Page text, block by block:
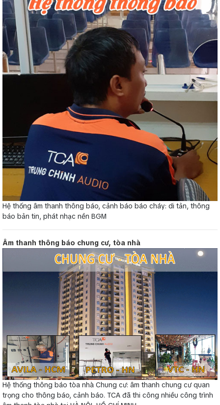
Hệ thống âm thanh thông báo, cảnh báo báo cháy: di tản, thông
báo bản tin, phát nhạc nền BGM
Âm thanh thông báo chung cư, tòa nhà
Hệ thống thông báo tòa nhà Chung cư: âm thanh chung cư quan
trọng cho thông báo, cảnh báo. TCA đã thi công nhiều công trình